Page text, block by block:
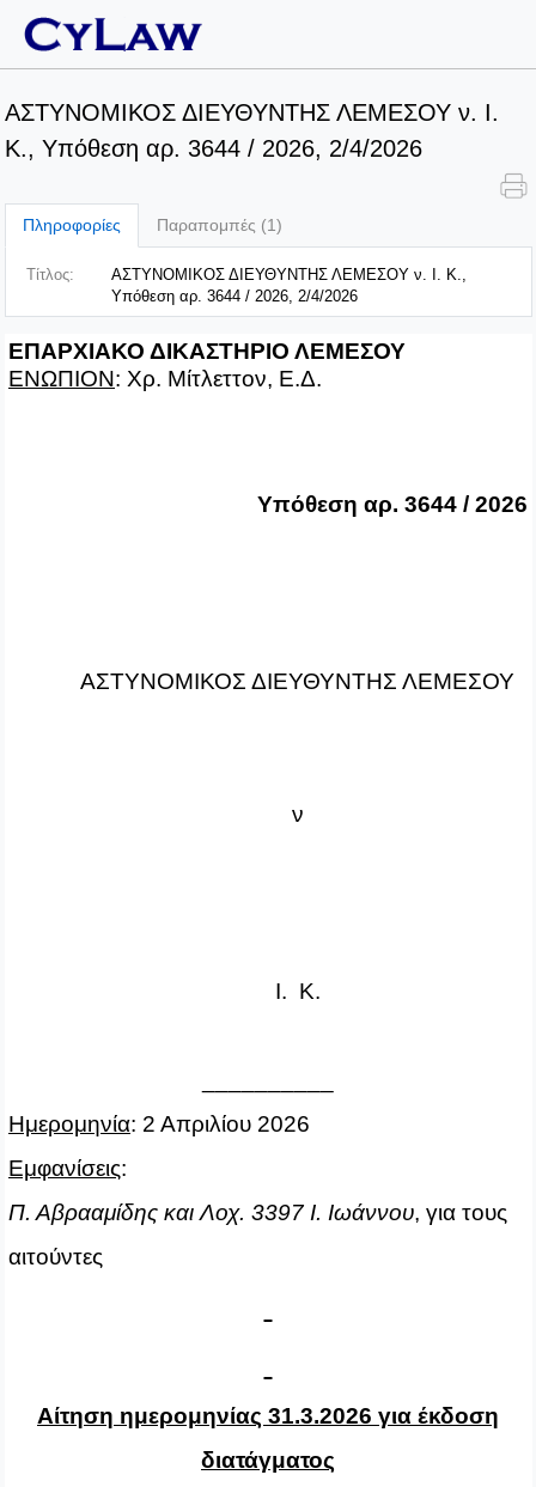
ΑΣΤΥΝΟΜΙΚΟΣ ΔΙΕΥΘΥΝΤΗΣ ΛΕΜΕΣΟΥ ν. I.
K., Υπόθεση αρ. 3644 / 2026, 2/4/2026
Πληροφορίες Παραπομπές (1)
Τίτλος:
ΑΣΤΥΝΟΜΙΚΟΣ ΔΙΕΥΘΥΝΤΗΣ ΛΕΜΕΣΟΥ ν. I. K.,
Υπόθεση αρ. 3644 / 2026, 2/4/2026
ΕΠΑΡΧΙΑΚΟ ΔΙΚΑΣΤΗΡΙΟ ΛΕΜΕΣΟΥ
ΕΝΩΠΙΟΝ: Χρ. Μίτλεττον, Ε.Δ.
Υπόθεση αρ. 3644 / 2026
ΑΣΤΥΝΟΜΙΚΟΣ ΔΙΕΥΘΥΝΤΗΣ ΛΕΜΕΣΟΥ
ν
I. K.
Ημερομηνία: 2 Απριλίου 2026
Εμφανίσεις:
Π. Αβρααμίδης και Λοχ. 3397 Ι. Ιωάννου, για τους
αιτούντες
Αίτηση ημερομηνίας 31.3.2026 για έκδοση
διατάγματος